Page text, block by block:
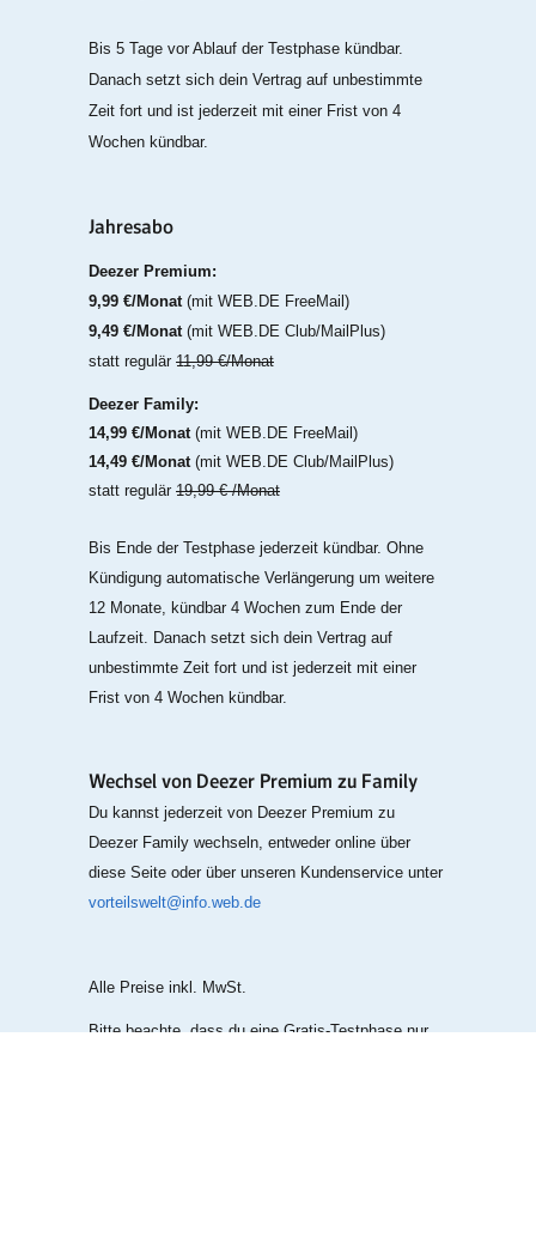
Bis 5 Tage vor Ablauf der Testphase kündbar.
Danach setzt sich dein Vertrag auf unbestimmte
Zeit fort und ist jederzeit mit einer Frist von 4
Wochen kündbar.
Jahresabo
Deezer Premium:
9,99 €/Monat (mit WEB.DE FreeMail)
9,49 €/Monat (mit WEB.DE Club/MailPlus)
statt regulär 11,99 €/Monat
Deezer Family:
14,99 €/Monat (mit WEB.DE FreeMail)
14,49 €/Monat (mit WEB.DE Club/MailPlus)
statt regulär 19,99 € /Monat
Bis Ende der Testphase jederzeit kündbar. Ohne
Kündigung automatische Verlängerung um weitere
12 Monate, kündbar 4 Wochen zum Ende der
Laufzeit. Danach setzt sich dein Vertrag auf
unbestimmte Zeit fort und ist jederzeit mit einer
Frist von 4 Wochen kündbar.
Wechsel von Deezer Premium zu Family
Du kannst jederzeit von Deezer Premium zu
Deezer Family wechseln, entweder online über
diese Seite oder über unseren Kundenservice unter
vorteilswelt@info.web.de
Alle Preise inkl. MwSt.
Bitte beachte, dass du eine Gratis-Testphase nur